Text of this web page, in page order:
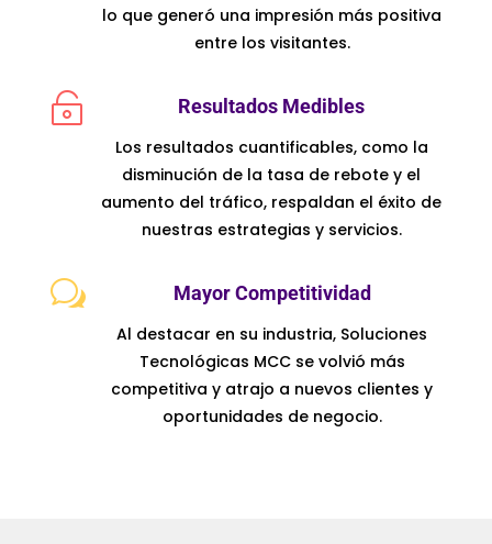
lo que generó una impresión más positiva
entre los visitantes.
 Resultados Medibles
Los resultados cuantificables, como la
disminución de la tasa de rebote y el
aumento del tráfico, respaldan el éxito de
nuestras estrategias y servicios.
w Mayor Competitividad
Al destacar en su industria, Soluciones
Tecnológicas MCC se volvió más
competitiva y atrajo a nuevos clientes y
oportunidades de negocio.